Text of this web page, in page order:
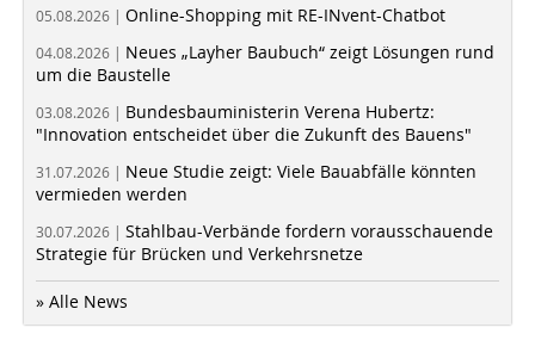
05.08.2026 | Online-Shopping mit RE-INvent-Chatbot
04.08.2026 | Neues „Layher Baubuch“ zeigt Lösungen rund
um die Baustelle
03.08.2026 | Bundesbauministerin Verena Hubertz:
"Innovation entscheidet über die Zukunft des Bauens"
31.07.2026 | Neue Studie zeigt: Viele Bauabfälle könnten
vermieden werden
30.07.2026 | Stahlbau-Verbände fordern vorausschauende
Strategie für Brücken und Verkehrsnetze
» Alle News